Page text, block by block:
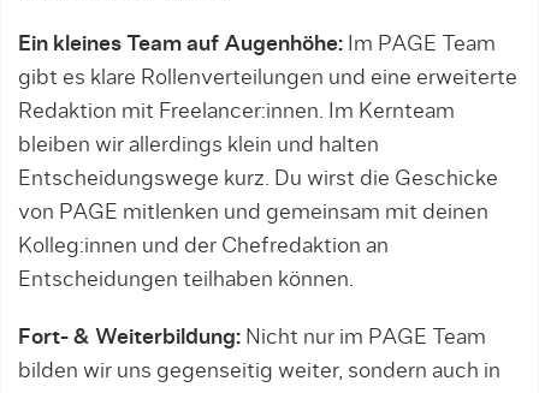
Ein kleines Team auf Augenhöhe: Im PAGE Team
gibt es klare Rollenverteilungen und eine erweiterte
Redaktion mit Freelancer:innen. Im Kernteam
bleiben wir allerdings klein und halten
Entscheidungswege kurz. Du wirst die Geschicke
von PAGE mitlenken und gemeinsam mit deinen
Kolleg:innen und der Chefredaktion an
Entscheidungen teilhaben können.
Fort- & Weiterbildung: Nicht nur im PAGE Team
bilden wir uns gegenseitig weiter, sondern auch in